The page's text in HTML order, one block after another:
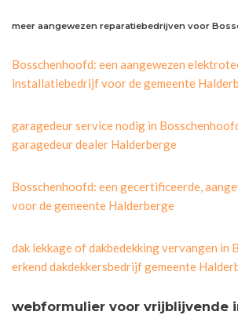
meer aangewezen reparatiebedrijven voor
Bosschenhoofd: een aangewezen
installatiebedrijf voor de gemeente
garagedeur service nodig in
garagedeur dealer Halderberge
Bosschenhoofd: een gecertificeerde,
voor de gemeente Halderberge
dak lekkage of dakbedekking vervangen in
erkend dakdekkersbedrijf gemeente
webformulier voor vrijblijvende